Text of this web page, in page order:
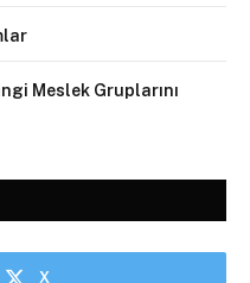
Meslek Gruplarını
X